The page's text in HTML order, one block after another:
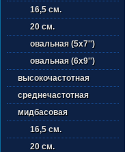
16,5 см.
20 см.
овальная (5х7'')
овальная (6х9'')
высокочастотная
среднечастотная
мидбасовая
16,5 см.
20 см.